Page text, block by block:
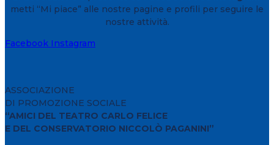
metti “Mi piace” alle nostre pagine e profili per seguire le
nostre attività.
Facebook Instagram
ASSOCIAZIONE
DI PROMOZIONE SOCIALE
“AMICI DEL TEATRO CARLO FELICE
E DEL CONSERVATORIO NICCOLÒ PAGANINI”